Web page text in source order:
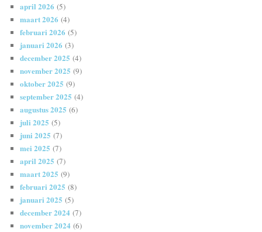
april 2026 (5)
maart 2026 (4)
februari 2026 (5)
januari 2026 (3)
december 2025 (4)
november 2025 (9)
oktober 2025 (9)
september 2025 (4)
augustus 2025 (6)
juli 2025 (5)
juni 2025 (7)
mei 2025 (7)
april 2025 (7)
maart 2025 (9)
februari 2025 (8)
januari 2025 (5)
december 2024 (7)
november 2024 (6)